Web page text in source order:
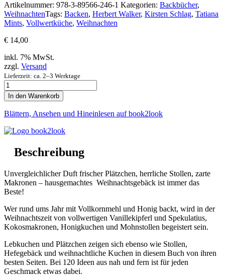
Artikelnummer: 978-3-89566-246-1 Kategorien: Backbücher,
WeihnachtenTags: Backen, Herbert Walker, Kirsten Schlag, Tatiana
Mints, Vollwertküche, Weihnachten
€ 14,00
inkl. 7% MwSt.
zzgl. Versand
Lieferzeit: ca. 2–3 Werktage
Vollwertige
Weihnachtsbäckerei
mit
Pfiff
Menge
In den Warenkorb
Blättern, Ansehen und Hineinlesen auf book2look
Beschreibung
Unvergleichlicher Duft frischer Plätzchen, herrliche Stollen, zarte
Makronen – hausgemachtes Weihnachtsgebäck ist immer das
Beste!
Wer rund ums Jahr mit Vollkornmehl und Honig backt, wird in der
Weihnachtszeit von vollwertigen Vanillekipferl und Spekulatius,
Kokosmakronen, Honigkuchen und Mohnstollen begeistert sein.
Lebkuchen und Plätzchen zeigen sich ebenso wie Stollen,
Hefegebäck und weihnachtliche Kuchen in diesem Buch von ihren
besten Seiten. Bei 120 Ideen aus nah und fern ist für jeden
Geschmack etwas dabei.